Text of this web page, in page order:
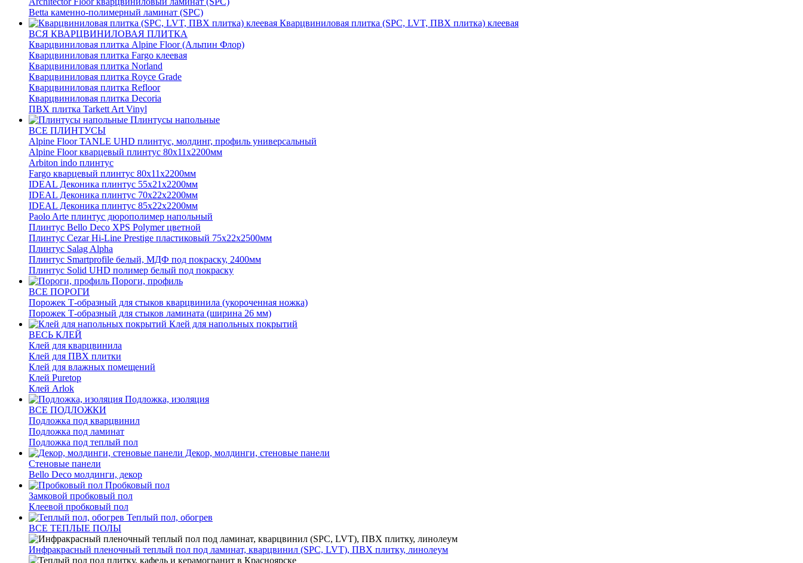
Betta каменно-полимерный ламинат (SPC)
Кварцвиниловая плитка (SPC, LVT, ПВХ плитка) клеевая
ВСЯ КВАРЦВИНИЛОВАЯ ПЛИТКА
Кварцвиниловая плитка Alpine Floor (Альпин Флор)
Кварцвиниловая плитка Fargo клеевая
Кварцвиниловая плитка Norland
Кварцвиниловая плитка Royce Grade
Кварцвиниловая плитка Refloor
Кварцвиниловая плитка Decoria
ПВХ плитка Tarkett Art Vinyl
Плинтусы напольные
ВСЕ ПЛИНТУСЫ
Alpine Floor TANLE UHD плинтус, молдинг, профиль универсальный
Alpine Floor кварцевый плинтус 80х11х2200мм
Arbiton indo плинтус
Fargo кварцевый плинтус 80х11х2200мм
IDEAL Деконика плинтус 55х21х2200мм
IDEAL Деконика плинтус 70х22х2200мм
IDEAL Деконика плинтус 85х22х2200мм
Paolo Arte плинтус дюрополимер напольный
Плинтус Bello Deco XPS Polymer цветной
Плинтус Cezar Hi-Line Prestige пластиковый 75х22х2500мм
Плинтус Salag Alpha
Плинтус Smartprofile белый, МДФ под покраску, 2400мм
Плинтус Solid UHD полимер белый под покраску
Пороги, профиль
ВСЕ ПОРОГИ
Порожек Т-образный для стыков кварцвинила (укороченная ножка)
Порожек Т-образный для стыков ламината (ширина 26 мм)
Клей для напольных покрытий
ВЕСЬ КЛЕЙ
Клей для кварцвинила
Клей для ПВХ плитки
Клей для влажных помещений
Клей Puretop
Клей Arlok
Подложка, изоляция
ВСЕ ПОДЛОЖКИ
Подложка под кварцвинил
Подложка под ламинат
Подложка под теплый пол
Декор, молдинги, стеновые панели
Стеновые панели
Bello Deco молдинги, декор
Пробковый пол
Замковой пробковый пол
Клеевой пробковый пол
Теплый пол, обогрев
ВСЕ ТЕПЛЫЕ ПОЛЫ
Инфракрасный пленочный теплый пол под ламинат, кварцвинил (SPC, LVT), ПВХ плитку, линолеум